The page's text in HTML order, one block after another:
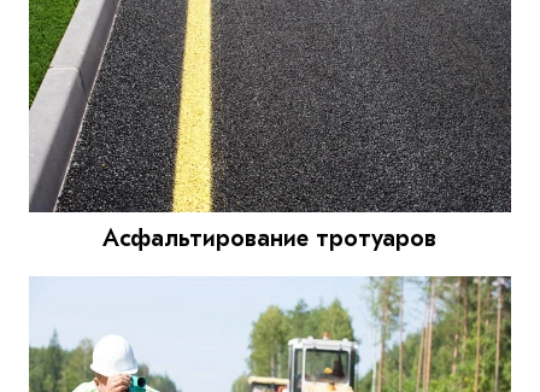
Асфальтирование тротуаров